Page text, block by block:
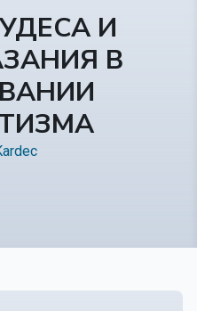
И
В